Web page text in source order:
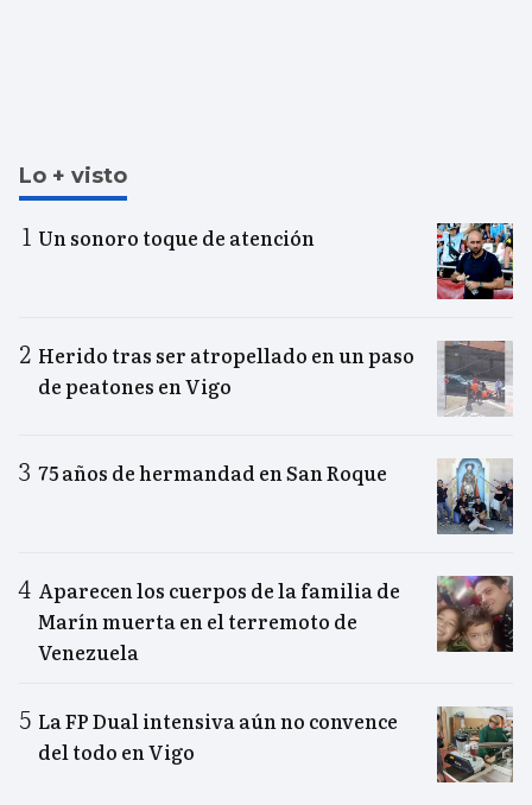
Lo + visto
Un sonoro toque de atención
Herido tras ser atropellado en un paso
de peatones en Vigo
75 años de hermandad en San Roque
Aparecen los cuerpos de la familia de
Marín muerta en el terremoto de
Venezuela
La FP Dual intensiva aún no convence
del todo en Vigo